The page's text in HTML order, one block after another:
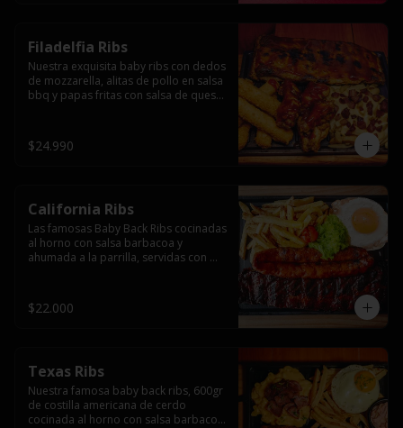
Filadelfia Ribs
Nuestra exquisita baby ribs con dedos
de mozzarella, alitas de pollo en salsa
bbq y papas fritas con salsa de queso
$24.990
California Ribs
Las famosas Baby Back Ribs cocinadas
al horno con salsa barbacoa y
ahumada a la parrilla, servidas con
$22.000
Texas Ribs
Nuestra famosa baby back ribs, 600gr
de costilla americana de cerdo
cocinada al horno con salsa barbacoa